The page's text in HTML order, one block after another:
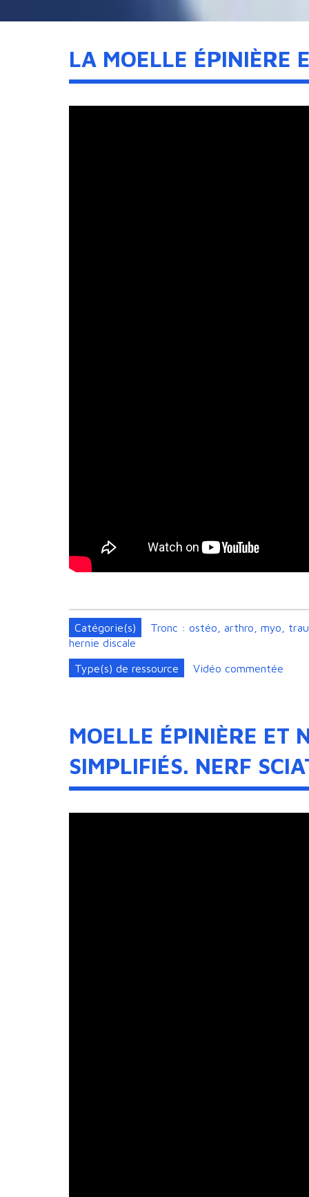
LA MOELLE ÉPINIÈRE
Catégorie(s)
Tronc : ostéo, arthro, myo,
hernie discale
Type(s) de ressource Vidéo commentée
MOELLE ÉPINIÈRE ET
SIMPLIFIÉS. NERF